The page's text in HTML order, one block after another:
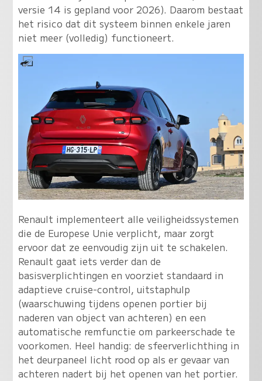
versie 14 is gepland voor 2026). Daarom bestaat
het risico dat dit systeem binnen enkele jaren
niet meer (volledig) functioneert.
Renault implementeert alle veiligheidssystemen
die de Europese Unie verplicht, maar zorgt
ervoor dat ze eenvoudig zijn uit te schakelen.
Renault gaat iets verder dan de
basisverplichtingen en voorziet standaard in
adaptieve cruise-control, uitstaphulp
(waarschuwing tijdens openen portier bij
naderen van object van achteren) en een
automatische remfunctie om parkeerschade te
voorkomen. Heel handig: de sfeerverlichthing in
het deurpaneel licht rood op als er gevaar van
achteren nadert bij het openen van het portier.